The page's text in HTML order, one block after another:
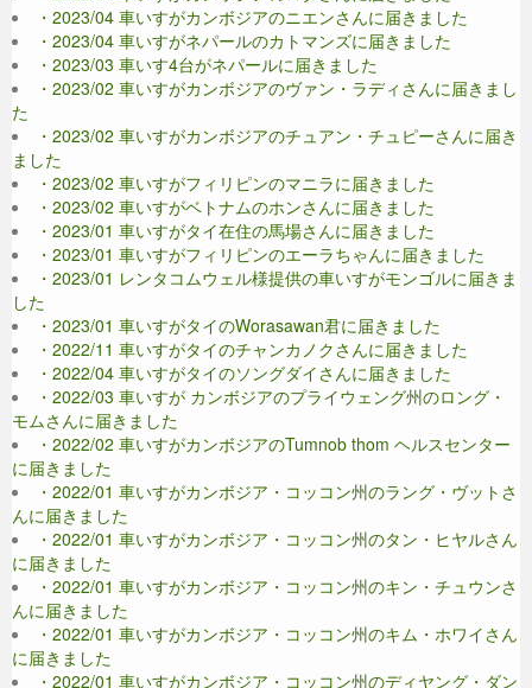
・2023/04 車いすがカンボジアのニエンさんに届きました
・2023/04 車いすがネパールのカトマンズに届きました
・2023/03 車いす4台がネパールに届きました
・2023/02 車いすがカンボジアのヴァン・ラディさんに届きまし
た
・2023/02 車いすがカンボジアのチュアン・チュピーさんに届き
ました
・2023/02 車いすがフィリピンのマニラに届きました
・2023/02 車いすがベトナムのホンさんに届きました
・2023/01 車いすがタイ在住の馬場さんに届きました
・2023/01 車いすがフィリピンのエーラちゃんに届きました
・2023/01 レンタコムウェル様提供の車いすがモンゴルに届きま
した
・2023/01 車いすがタイのWorasawan君に届きました
・2022/11 車いすがタイのチャンカノクさんに届きました
・2022/04 車いすがタイのソングダイさんに届きました
・2022/03 車いすが カンボジアのプライウェング州のロング・
モムさんに届きました
・2022/02 車いすがカンボジアのTumnob thom ヘルスセンター
に届きました
・2022/01 車いすがカンボジア・コッコン州のラング・ヴットさ
んに届きました
・2022/01 車いすがカンボジア・コッコン州のタン・ヒヤルさん
に届きました
・2022/01 車いすがカンボジア・コッコン州のキン・チュウンさ
んに届きました
・2022/01 車いすがカンボジア・コッコン州のキム・ホワイさん
に届きました
・2022/01 車いすがカンボジア・コッコン州のディヤング・ダン